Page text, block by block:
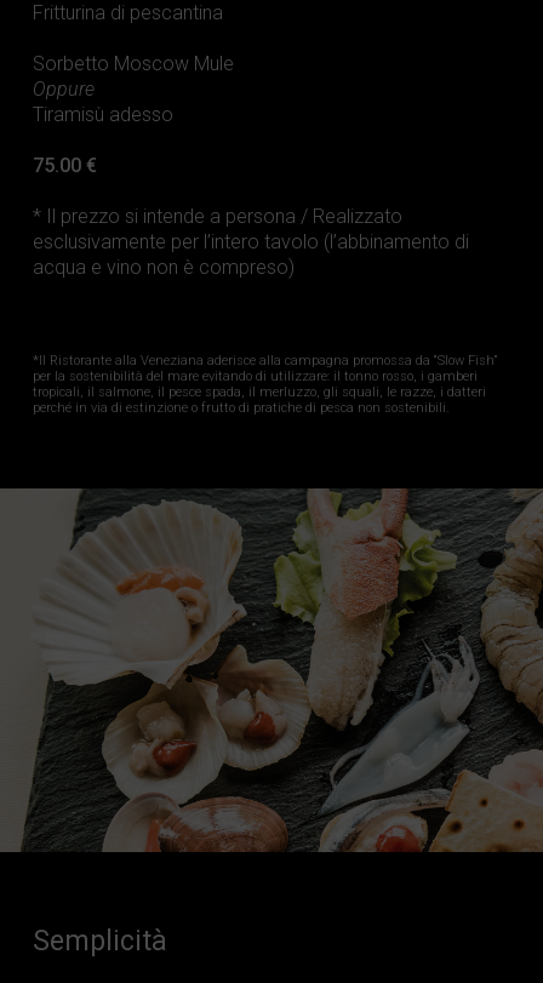
Fritturina di pescantina
Sorbetto Moscow Mule
Oppure
Tiramisù adesso
75.00 €
* Il prezzo si intende a persona / Realizzato
esclusivamente per l’intero tavolo (l’abbinamento di
acqua e vino non è compreso)
*Il Ristorante alla Veneziana aderisce alla campagna promossa da “Slow Fish”
per la sostenibilità del mare evitando di utilizzare: il tonno rosso, i gamberi
tropicali, il salmone, il pesce spada, il merluzzo, gli squali, le razze, i datteri
perché in via di estinzione o frutto di pratiche di pesca non sostenibili.
Semplicità